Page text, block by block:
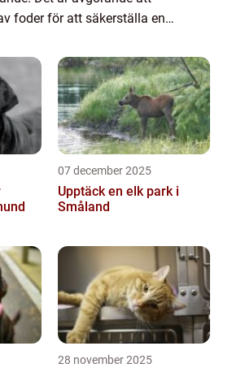
foder för att säkerställa en
vi att utforska alla
07 december 2025
Upptäck en elk park i
Småland
28 november 2025